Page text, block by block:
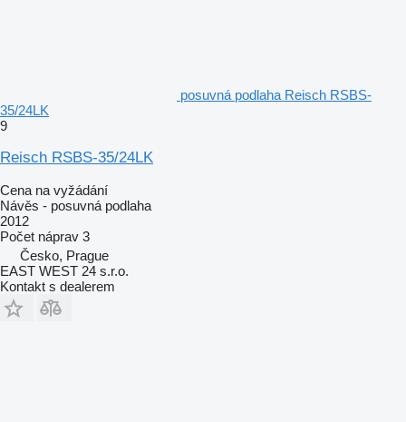
posuvná podlaha Reisch RSBS-
35/24LK
9
Reisch RSBS-35/24LK
Cena na vyžádání
Návěs - posuvná podlaha
2012
Počet náprav 3
Česko, Prague
EAST WEST 24 s.r.o.
Kontakt s dealerem